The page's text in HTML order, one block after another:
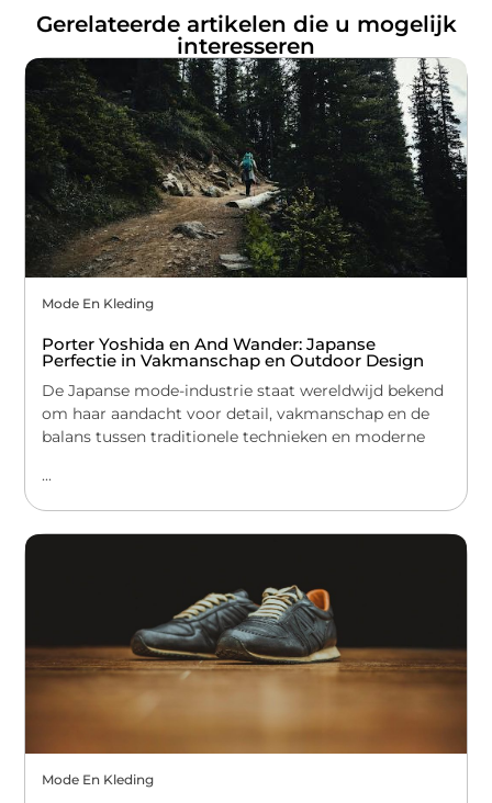
Gerelateerde artikelen die u mogelijk
interesseren
Mode En Kleding
Porter Yoshida en And Wander: Japanse
Perfectie in Vakmanschap en Outdoor Design
De Japanse mode-industrie staat wereldwijd bekend
om haar aandacht voor detail, vakmanschap en de
balans tussen traditionele technieken en moderne
...
Mode En Kleding